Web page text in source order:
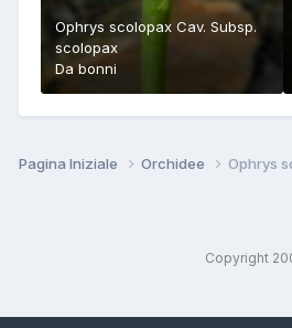
Ophrys scolopax Cav. Subsp.
scolopax
Da bonni
Pagina Iniziale Orchidee Ophrys
Copyright